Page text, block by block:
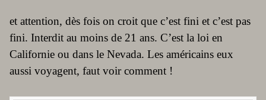
et attention, dès fois on croit que c’est fini et c’est pas
fini. Interdit au moins de 21 ans. C’est la loi en
Californie ou dans le Nevada. Les américains eux
aussi voyagent, faut voir comment !